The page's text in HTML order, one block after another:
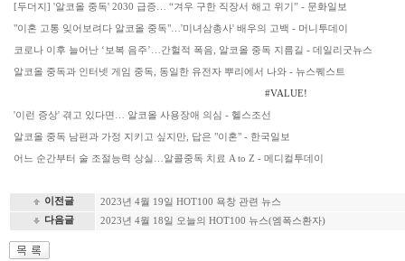
[두더지] '알코올 중독' 2030 급증… “겨우 구한 직장서 해고 위기” - 문화일보
"이혼 고통 잊어보려다 알코올 중독"…'미녀삼총사' 배우의 고백 - 머니투데이
코로나 이후 늘어난 ‘보복 음주’…간헐적 폭음, 알코올 중독 지름길 - 데일리굿뉴스
알코올 중독과 인터넷 게임 중독, 동일한 유전자 뿌리에서 나와 - 뉴스퀘스트
#VALUE!
'이런 증상' 겪고 있다면… 알코올 사용장애 의심 - 헬스조선
알코올 중독 남편과 가정 지키고 싶지만, 답은 "이혼" - 한국일보
어느 순간부터 술 조절능력 상실…알콜중독 치료 A to Z - 메디컬투데이
이전글
2023년 4월 19일 HOT100 욕창 관련 뉴스
다음글
2023년 4월 18일 오늘의 HOT100 뉴스(엠폭스환자)